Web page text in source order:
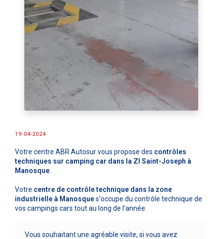
19-04-2024
Votre centre ABR Autosur vous propose des contrôles
techniques sur camping car dans la ZI Saint-Joseph à
Manosque
Votre centre de contrôle technique dans la zone
industrielle à Manosques'occupe du contrôle technique de
vos campings cars tout au long de l'année.
Vous souhaitant une agréable visite, si vous avez